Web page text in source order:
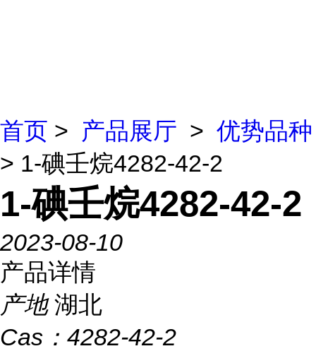
首页 > 产品展厅 > 优势品种
> 1-碘壬烷4282-42-2
1-碘壬烷4282-42-2
2023-08-10
产品详情
产地 湖北
Cas： 4282-42-2